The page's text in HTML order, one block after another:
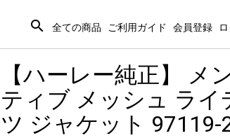
search 全ての商品 ご利用ガイド 会員登録
【ハーレー純正】 メ
ティブ メッシュ ライ
ツ ジャケット 97119-